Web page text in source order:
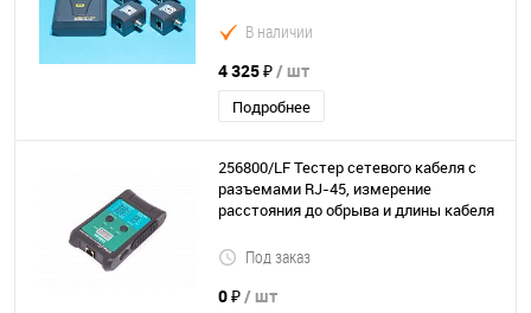
В наличии
4 325 ₽/ шт
Подробнее
256800/LF Тестер сетевого кабеля с
разъемами RJ-45, измерение
расстояния до обрыва и длины кабеля
Под заказ
0 ₽/ шт